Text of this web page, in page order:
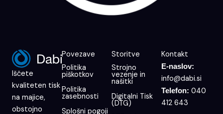
Iščete
kvaliteten tisk
na majice,
obstojno
Povezave
Politika
piškotkov
Politika
zasebnosti
Splošni pogoji
Storitve
Strojno
vezenje in
našitki
Digitalni Tisk
(DTG)
Kontakt
E-naslov:
info@dabi.si
Telefon: 040
412 643